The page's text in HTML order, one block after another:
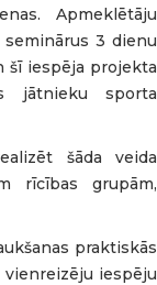
Apmeklētāju
3 dienu
šī iespēja projekta
jātnieku sporta
šāda veida
rīcības grupām,
praktiskās
vienreizēju iespēju